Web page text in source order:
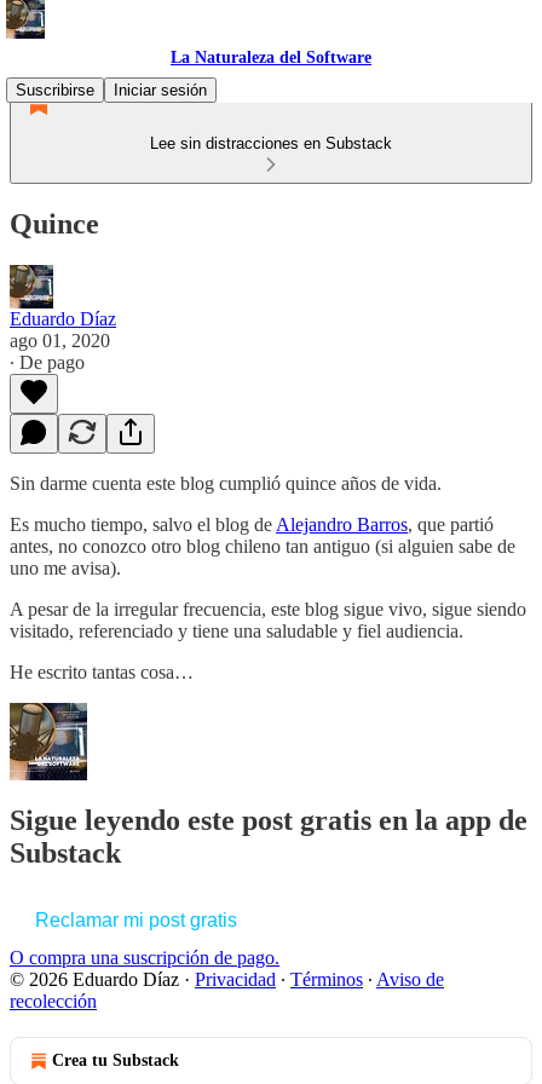
La Naturaleza del Software
Suscribirse
Iniciar sesión
Lee sin distracciones en Substack
Quince
Eduardo Díaz
ago 01, 2020
∙ De pago
Sin darme cuenta este blog cumplió quince años de vida.
Es mucho tiempo, salvo el blog de Alejandro Barros, que partió
antes, no conozco otro blog chileno tan antiguo (si alguien sabe de
uno me avisa).
A pesar de la irregular frecuencia, este blog sigue vivo, sigue siendo
visitado, referenciado y tiene una saludable y fiel audiencia.
He escrito tantas cosa…
Sigue leyendo este post gratis en la app de
Substack
Reclamar mi post gratis
O compra una suscripción de pago.
© 2026 Eduardo Díaz · Privacidad ∙ Términos ∙ Aviso de
recolección
Crea tu Substack